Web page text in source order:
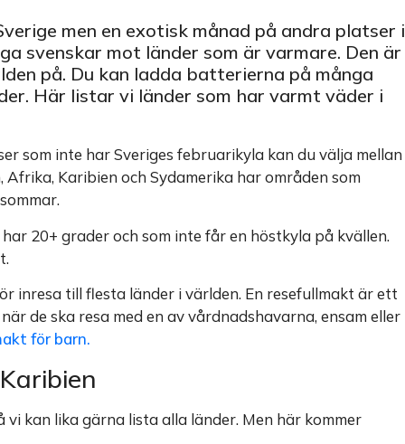
men en exotisk månad på andra platser i
svenskar mot länder som är varmare. Den är
på. Du kan ladda batterierna på många
Här listar vi länder som har varmt väder i
som inte har Sveriges februarikyla kan du välja mellan
Karibien och Sydamerika har områden som
20+ grader och som inte får en höstkyla på kvällen.
inresa till flesta länder i världen. En resefullmakt är ett
de ska resa med en av vårdnadshavarna, ensam eller
för barn.
kan lika gärna lista alla länder. Men här kommer